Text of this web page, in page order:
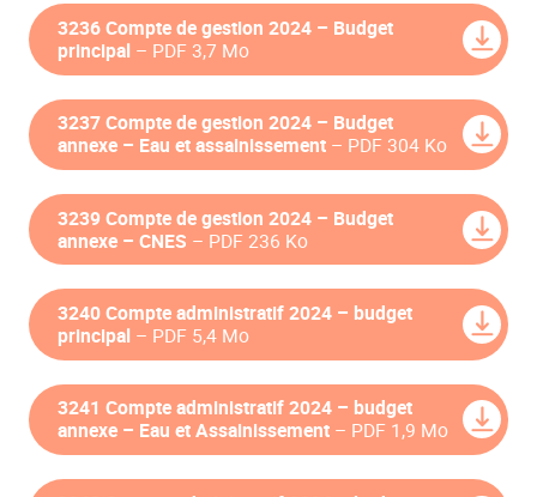
3236 Compte de gestion 2024 – Budget
principal – PDF 3,7 Mo
3237 Compte de gestion 2024 – Budget
annexe – Eau et assainissement – PDF 304 Ko
3239 Compte de gestion 2024 – Budget
annexe – CNES – PDF 236 Ko
3240 Compte administratif 2024 – budget
principal – PDF 5,4 Mo
3241 Compte administratif 2024 – budget
annexe – Eau et Assainissement – PDF 1,9 Mo